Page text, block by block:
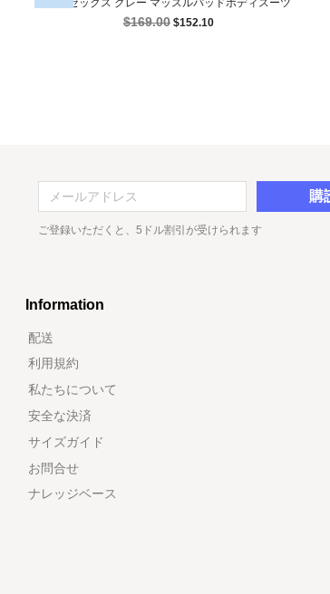
 簡易表示
ユニセックス グレー マッスルパッドボディスーツ
$169.00 $152.10
ご登録いただくと、5ドル割引が受けられます
Information
配送
利用規約
私たちについて
安全な決済
サイズガイド
お問合せ
ナレッジベース